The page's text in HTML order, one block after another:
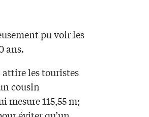
pu voir les
ans.
attire les touristes
cousin
115,55 m;